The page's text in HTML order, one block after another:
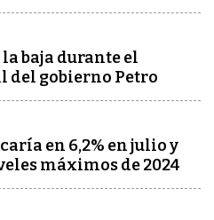
baja durante el
del gobierno Petro
en 6,2% en julio y
máximos de 2024